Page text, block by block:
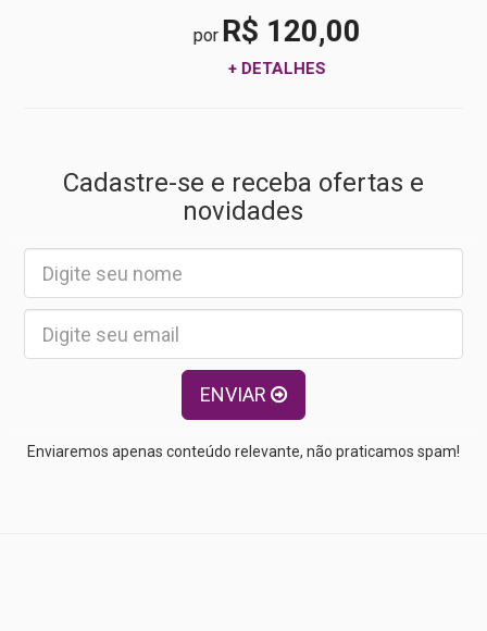
R$ 120,00
+ DETALHES
Cadastre-se e receba ofertas e
novidades
ENVIAR
Enviaremos apenas conteúdo relevante, não praticamos spam!